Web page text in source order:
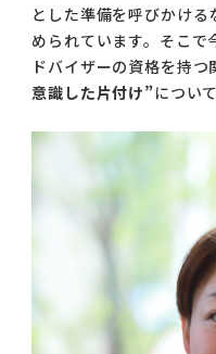
とした準備を呼びかけ
められています。そこで
ドバイザーの資格を持つ
意識した片付け”につい